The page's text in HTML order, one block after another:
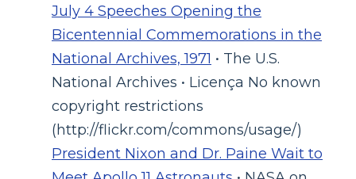
July 4 Speeches Opening the
Bicentennial Commemorations in the
National Archives, 1971 • The U.S.
National Archives • Licença No known
copyright restrictions
(http://flickr.com/commons/usage/)
President Nixon and Dr. Paine Wait to